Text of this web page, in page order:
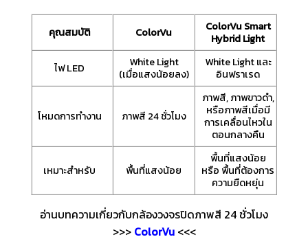
คุณสมบัติ ColorVu
ColorVu Smart
Hybrid Light
ไฟ LED
White Light
(เมื่อแสงน้อยลง)
White Light และ
อินฟราเรด
โหมดการทำงาน ภาพสี 24 ชั่วโมง
ภาพสี, ภาพขาวดำ,
หรือภาพสีเมื่อมี
การเคลื่อนไหวใน
ตอนกลางคืน
เหมาะสำหรับ พื้นที่แสงน้อย
พื้นที่แสงน้อย
หรือ พื้นที่ต้องการ
ความยืดหยุ่น
อ่านบทความเกี่ยวกับกล้องวงจรปิดภาพสี 24 ชั่วโมง
>>> ColorVu<<<